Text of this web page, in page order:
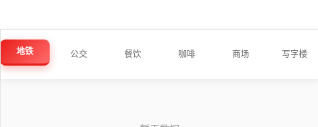
地铁 公交 餐饮 咖啡 商场 写字楼